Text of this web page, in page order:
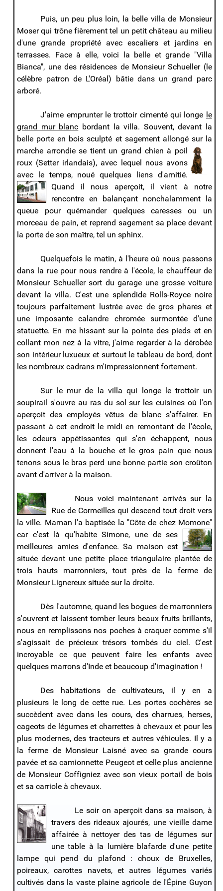
Puis, un peu plus loin, la belle villa de Monsieur
Moser qui trône fièrement tel un petit château au milieu
d'une grande propriété avec escaliers et jardins en
terrasses. Face à elle, voici la belle et grande "Villa
Bianca", une des résidences de Monsieur Schueller (le
célèbre patron de L'Oréal) bâtie dans un grand parc
arboré.
J'aime emprunter le trottoir cimenté qui longe le
grand mur blanc bordant la villa. Souvent, devant la
belle porte en bois sculpté et sagement allongé sur la
marche arrondie se tient un grand chien à poil
roux (Setter irlandais), avec lequel nous avons
avec le temps, noué quelques liens d'amitié.
Quand il nous aperçoit, il vient à notre
rencontre en balançant nonchalamment la
queue pour quémander quelques caresses ou un
morceau de pain, et reprend sagement sa place devant
la porte de son maître, tel un sphinx.
Quelquefois le matin, à l'heure où nous passons
dans la rue pour nous rendre à l'école, le chauffeur de
Monsieur Schueller sort du garage une grosse voiture
devant la villa. C'est une splendide Rolls-Royce noire
toujours parfaitement lustrée avec de gros phares et
une imposante calandre chromée surmontée d'une
statuette. En me hissant sur la pointe des pieds et en
collant mon nez à la vitre, j'aime regarder à la dérobée
son intérieur luxueux et surtout le tableau de bord, dont
les nombreux cadrans m'impressionnent fortement.
Sur le mur de la villa qui longe le trottoir un
soupirail s'ouvre au ras du sol sur les cuisines où l'on
aperçoit des employés vêtus de blanc s'affairer. En
passant à cet endroit le midi en remontant de l'école,
les odeurs appétissantes qui s'en échappent, nous
donnent l'eau à la bouche et le gros pain que nous
tenons sous le bras perd une bonne partie son croûton
avant d'arriver à la maison.
Nous voici maintenant arrivés sur la
Rue de Cormeilles qui descend tout droit vers
la ville. Maman l'a baptisée la "Côte de chez Momone"
car c'est là qu'habite Simone, une de ses
meilleures amies d'enfance. Sa maison est
située devant une petite place triangulaire plantée de
trois hauts marronniers, tout près de la ferme de
Monsieur Lignereux située sur la droite.
Dès l'automne, quand les bogues de marronniers
s'ouvrent et laissent tomber leurs beaux fruits brillants,
nous en remplissons nos poches à craquer comme s'il
s'agissait de précieux trésors tombés du ciel. C'est
incroyable ce que peuvent faire les enfants avec
quelques marrons d'Inde et beaucoup d'imagination !
Des habitations de cultivateurs, il y en a
plusieurs le long de cette rue. Les portes cochères se
succèdent avec dans les cours, des charrues, herses,
cageots de légumes et charrettes à chevaux et pour les
plus modernes, des tracteurs et autres véhicules. Il y a
la ferme de Monsieur Laisné avec sa grande cours
pavée et sa camionnette Peugeot et celle plus ancienne
de Monsieur Coffigniez avec son vieux portail de bois
et sa carriole à chevaux.
Le soir on aperçoit dans sa maison, à
travers des rideaux ajourés, une vieille dame
affairée à nettoyer des tas de légumes sur
une table à la lumière blafarde d'une petite
lampe qui pend du plafond : choux de Bruxelles,
poireaux, carottes navets, et autres légumes variés
cultivés dans la vaste plaine agricole de l'Épine Guyon